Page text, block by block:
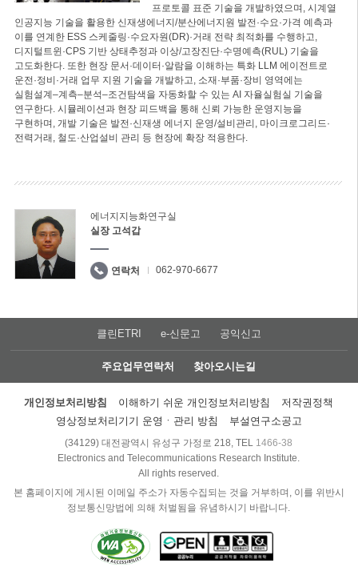
프로토콜 표준 기술을 개발하였으며, 시계열
인공지능 기술을 활용한 신재생에너지/분산에너지원 발전·수요·가격 예측과
이를 연계한 ESS 스케줄링·수요자원(DR)·거래 전략 최적화를 수행하고,
디지털트윈·CPS 기반 상태추정과 이상/고장진단·수명예측(RUL) 기술을
고도화한다. 또한 현장 문서·데이터·알람을 이해하는 특화 LLM 에이전트로
운전·정비·거래 업무 지원 기술을 개발하고, 소재·부품·장비 영역에는
실험설계–계측–분석–조건탐색을 자동화할 수 있는 AI 자율실험실 기술을
연구한다. 시뮬레이션과 현장 피드백을 통해 신뢰 가능한 운영지능을
구현하며, 개발 기술은 발전·신재생 에너지 운영/설비관리, 마이크로그리드·
전력거래, 철도·산업설비 관리 등 현장에 확장 적용한다.
에너지지능화연구실
실장 고석갑
연락처 062-970-6677
클린ETRI e-신문고 공익신고
주요업무연락처 찾아오시는길
개인정보처리방침 이해하기 쉬운 개인정보처리방침
저작권정책
영상정보처리기기 운영ㆍ관리 방침
부설연구소공고
(34129) 대전광역시 유성구 가정로 218, TEL 1466-38
Electronics and Telecommunications Research Institute.
All rights reserved.
본 홈페이지에 게시된 이메일 주소가 자동수집되는 것을 거부하며, 이를 위반시
정보통신망법에 의해 처벌됨을 유념하시기 바랍니다.